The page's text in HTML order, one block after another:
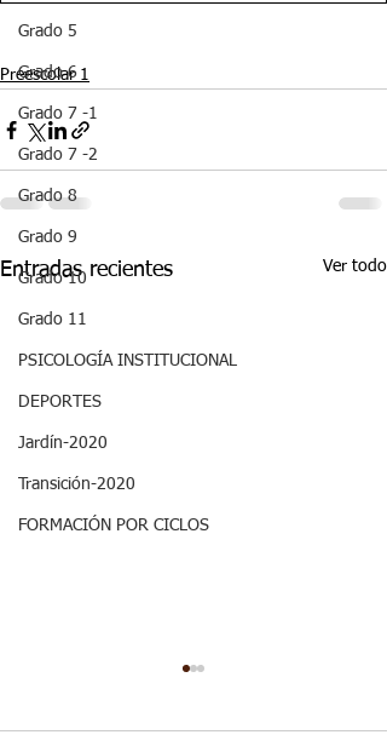
Grado 5
Grado 6
Grado 7 -1
Grado 7 -2
Grado 8
Grado 9
Grado 10
Grado 11
PSICOLOGÍA INSTITUCIONAL
DEPORTES
Jardín-2020
Transición-2020
FORMACIÓN POR CICLOS
Preescolar 1
Entradas recientes Ver todo